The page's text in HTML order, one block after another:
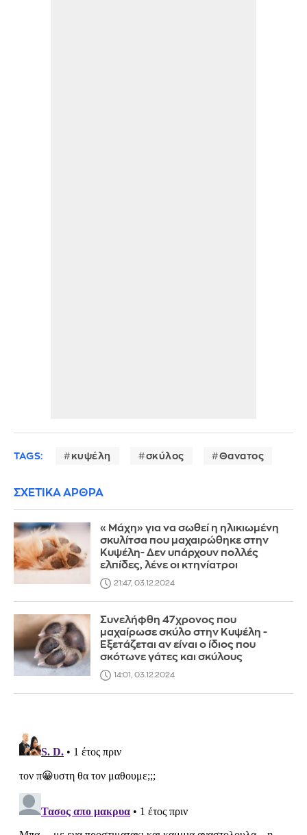
TAGS: κυψέλη σκύλος Θανατος
ΣΧΕΤΙΚΑ ΑΡΘΡΑ
«Μάχη» για να σωθεί η ηλικιωμένη
σκυλίτσα που μαχαιρώθηκε στην
Κυψέλη- Δεν υπάρχουν πολλές
ελπίδες, λένε οι κτηνίατροι
21:47, 03.12.2024
Συνελήφθη 47χρονος που
μαχαίρωσε σκύλο στην Κυψέλη -
Εξετάζεται αν είναι ο ίδιος που
σκότωνε γάτες και σκύλους
14:01, 03.12.2024